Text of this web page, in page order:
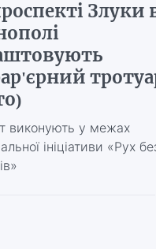
Злуки
виконують у межах
ініціативи «Рух